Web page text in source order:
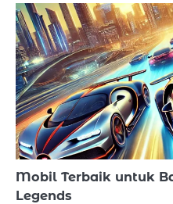
Mobil Terbaik untuk
Legends